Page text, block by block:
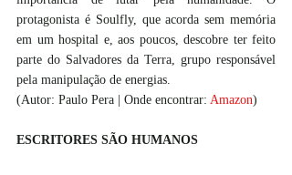
protagonista é Soulfly, que acorda sem memória
em um hospital e, aos poucos, descobre ter feito
parte do Salvadores da Terra, grupo responsável
pela manipulação de energias.
(Autor: Paulo Pera | Onde encontrar: Amazon)
ESCRITORES SÃO HUMANOS